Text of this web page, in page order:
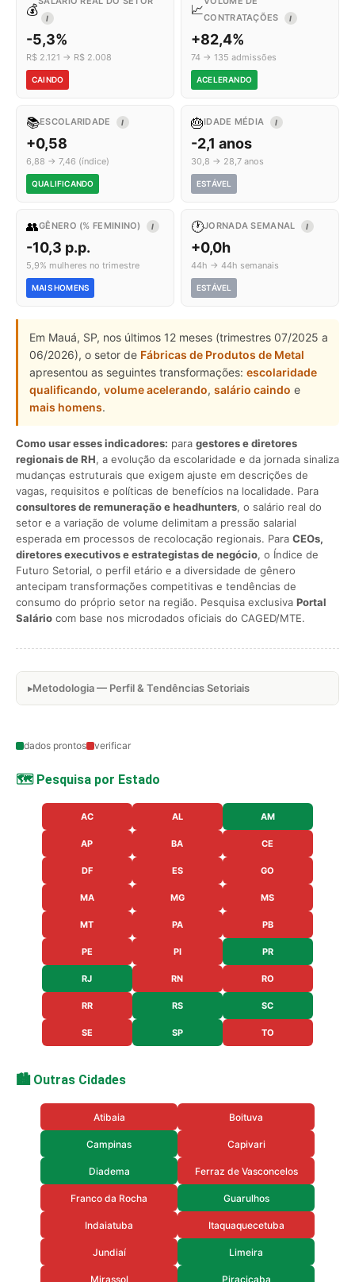
💰
I
-5,3%
R$ 2.121 → R$ 2.008
CAINDO
📈CONTRATAÇÕES
I
+82,4%
74 → 135 admissões
ACELERANDO
📚ESCOLARIDADE I
+0,58
6,88 → 7,46 (índice)
QUALIFICANDO
🎂IDADE MÉDIA I
-2,1 anos
30,8 → 28,7 anos
ESTÁVEL
👥GÊNERO (% FEMININO) I
-10,3 p.p.
5,9% mulheres no trimestre
MAIS HOMENS
🕐JORNADA SEMANAL I
+0,0h
44h → 44h semanais
ESTÁVEL
Em Mauá, SP, nos últimos 12 meses (trimestres 07/2025 a
06/2026), o setor de Fábricas de Produtos de Metal
apresentou as seguintes transformações: escolaridade
qualificando, volume acelerando, salário caindo e
mais homens.
Como usar esses indicadores: para gestores e diretores
regionais de RH, a evolução da escolaridade e da jornada sinaliza
mudanças estruturais que exigem ajuste em descrições de
vagas, requisitos e políticas de benefícios na localidade. Para
consultores de remuneração e headhunters, o salário real do
setor e a variação de volume delimitam a pressão salarial
esperada em processos de recolocação regionais. Para CEOs,
diretores executivos e estrategistas de negócio, o Índice de
Futuro Setorial, o perfil etário e a diversidade de gênero
antecipam transformações competitivas e tendências de
consumo do próprio setor na região. Pesquisa exclusiva Portal
Salário com base nos microdados oficiais do CAGED/MTE.
Metodologia — Perfil & Tendências Setoriais
dados prontos verificar
🗺️ Pesquisa por Estado
AC AL AM
AP BA CE
DF ES GO
MA MG MS
MT PA PB
PE PI PR
RJ RN RO
RR RS SC
SE SP TO
🏙️ Outras Cidades
Atibaia Boituva
Campinas Capivari
Diadema Ferraz de Vasconcelos
Franco da Rocha Guarulhos
Indaiatuba Itaquaquecetuba
Jundiaí Limeira
Mirassol Piracicaba